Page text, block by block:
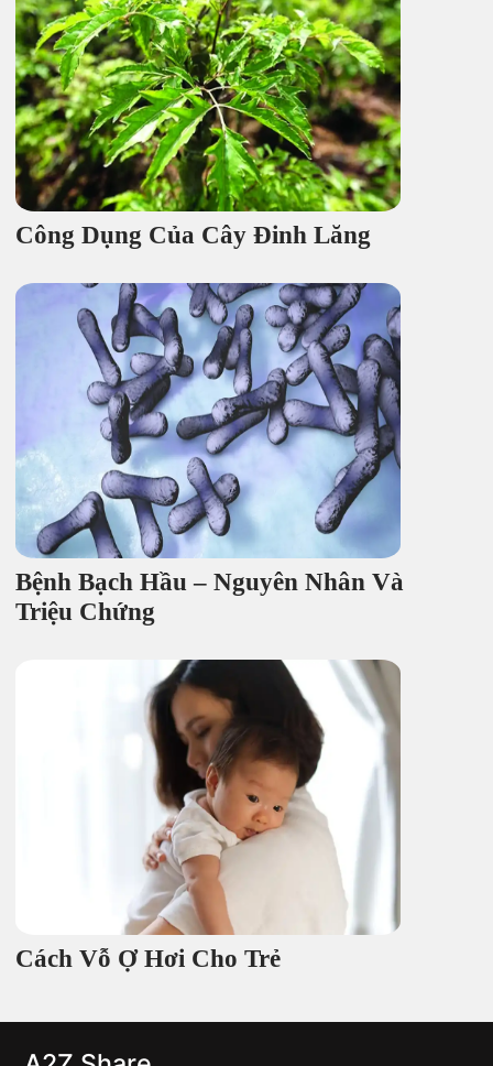
Công Dụng Của Cây Đinh Lăng
Bệnh Bạch Hầu – Nguyên Nhân Và
Triệu Chứng
Cách Vỗ Ợ Hơi Cho Trẻ